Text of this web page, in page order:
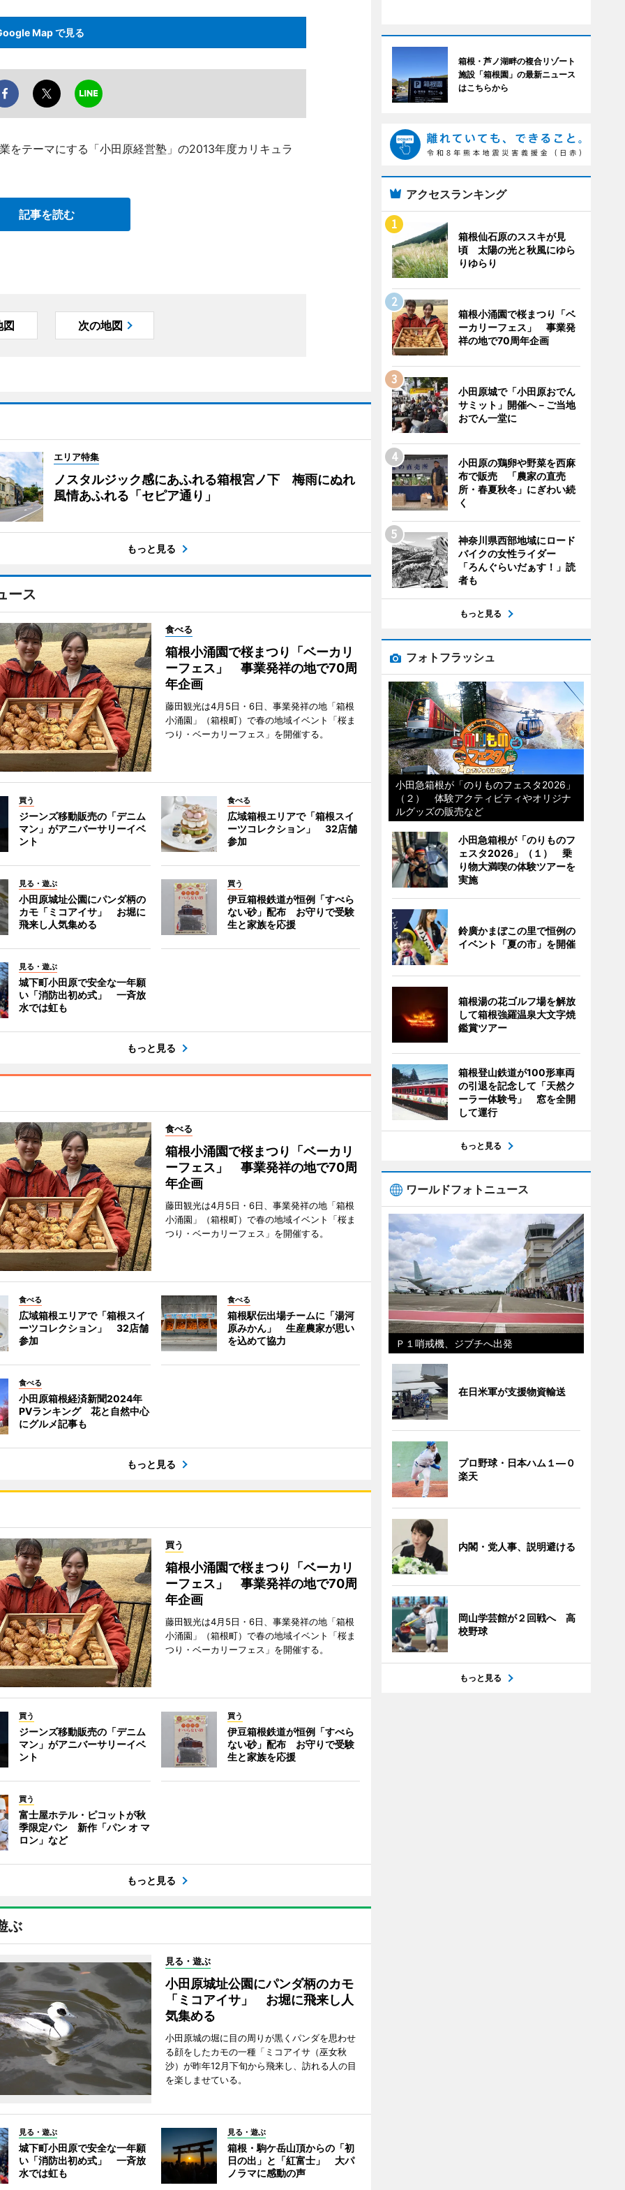
Map で見る
をテーマにする「小田原経営塾」の2013年度カリキュラ
記事を読む
図 次の地図
エリア特集
ノスタルジック感にあふれる箱根宮ノ下 梅雨にぬれ
風情あふれる「セピア通り」
もっと見る
ース
食べる
箱根小涌園で桜まつり「ベーカリ
ーフェス」 事業発祥の地で70周
年企画
藤田観光は4月5日・6日、事業発祥の地「箱根
小涌園」（箱根町）で春の地域イベント「桜ま
つり・ベーカリーフェス」を開催する。
買う
ジーンズ移動販売の「デニム
マン」がアニバーサリーイベ
ント
食べる
広域箱根エリアで「箱根スイ
ーツコレクション」 32店舗
参加
見る・遊ぶ
小田原城址公園にパンダ柄の
カモ「ミコアイサ」 お堀に
飛来し人気集める
買う
伊豆箱根鉄道が恒例「すべら
ない砂」配布 お守りで受験
生と家族を応援
見る・遊ぶ
城下町小田原で安全な一年願
い「消防出初め式」 一斉放
水では虹も
もっと見る
食べる
箱根小涌園で桜まつり「ベーカリ
ーフェス」 事業発祥の地で70周
年企画
藤田観光は4月5日・6日、事業発祥の地「箱根
小涌園」（箱根町）で春の地域イベント「桜ま
つり・ベーカリーフェス」を開催する。
食べる
広域箱根エリアで「箱根スイ
ーツコレクション」 32店舗
参加
食べる
箱根駅伝出場チームに「湯河
原みかん」 生産農家が思い
を込めて協力
食べる
小田原箱根経済新聞2024年
PVランキング 花と自然中心
にグルメ記事も
もっと見る
買う
箱根小涌園で桜まつり「ベーカリ
ーフェス」 事業発祥の地で70周
年企画
藤田観光は4月5日・6日、事業発祥の地「箱根
小涌園」（箱根町）で春の地域イベント「桜ま
つり・ベーカリーフェス」を開催する。
買う
ジーンズ移動販売の「デニム
マン」がアニバーサリーイベ
ント
買う
伊豆箱根鉄道が恒例「すべら
ない砂」配布 お守りで受験
生と家族を応援
買う
富士屋ホテル・ピコットが秋
季限定パン 新作「パン オ マ
ロン」など
もっと見る
ぶ
見る・遊ぶ
小田原城址公園にパンダ柄のカモ
「ミコアイサ」 お堀に飛来し人
気集める
小田原城の堀に目の周りが黒くパンダを思わせ
る顔をしたカモの一種「ミコアイサ（巫女秋
沙）が昨年12月下旬から飛来し、訪れる人の目
を楽しませている。
見る・遊ぶ
城下町小田原で安全な一年願
い「消防出初め式」 一斉放
水では虹も
見る・遊ぶ
箱根・駒ケ岳山頂からの「初
日の出」と「紅富士」 大パ
ノラマに感動の声
箱根・芦ノ湖畔の複合リゾート
施設「箱根園」の最新ニュース
はこちらから
アクセスランキング
箱根仙石原のススキが見
頃 太陽の光と秋風にゆら
りゆらり
箱根小涌園で桜まつり「ベ
ーカリーフェス」 事業発
祥の地で70周年企画
小田原城で「小田原おでん
サミット」開催へ－ご当地
おでん一堂に
小田原の鶏卵や野菜を西麻
布で販売 「農家の直売
所・春夏秋冬」にぎわい続
く
神奈川県西部地域にロード
バイクの女性ライダー
「ろんぐらいだぁす！」読
者も
もっと見る
フォトフラッシュ
小田急箱根が「のりものフェスタ2026」
（２） 体験アクティビティやオリジナ
ルグッズの販売など
小田急箱根が「のりものフ
ェスタ2026」（１） 乗
り物大満喫の体験ツアーを
実施
鈴廣かまぼこの里で恒例の
イベント「夏の市」を開催
箱根湯の花ゴルフ場を解放
して箱根強羅温泉大文字焼
鑑賞ツアー
箱根登山鉄道が100形車両
の引退を記念して「天然ク
ーラー体験号」 窓を全開
して運行
もっと見る
ワールドフォトニュース
Ｐ１哨戒機、ジブチへ出発
在日米軍が支援物資輸送
プロ野球・日本ハム１―０
楽天
内閣・党人事、説明避ける
岡山学芸館が２回戦へ 高
校野球
もっと見る